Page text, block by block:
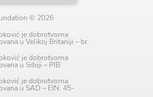
© 2026
je dobrotvorna
u Velikoj Britaniji – br.
je dobrotvorna
u Srbiji – PIB
je dobrotvorna
u SAD – EIN: 45-